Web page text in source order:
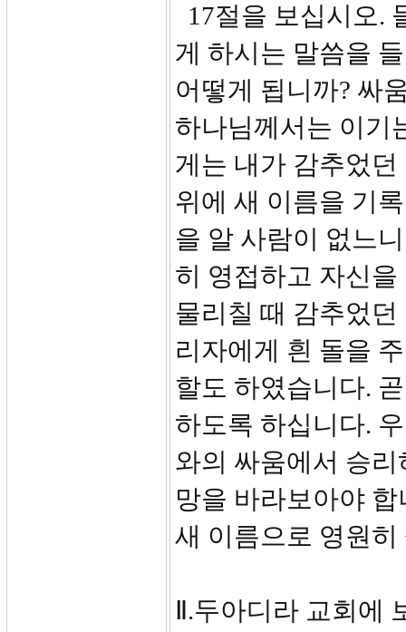
17절을 보십시오.
게 하시는 말씀을
어떻게 됩니까? 싸
하나님께서는 이기
게는 내가 감추었
위에 새 이름을 기
을 알 사람이 없느
히 영접하고 자신
물리칠 때 감추었
리자에게 흰 돌을
할도 하였습니다.
하도록 하십니다.
와의 싸움에서 승
망을 바라보아야
새 이름으로 영원
Ⅱ.두아디라 교회에